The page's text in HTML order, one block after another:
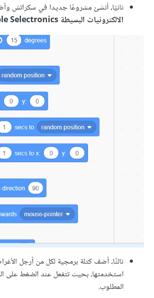
ثانيًا، أنشئ مشروعًا جديدا في سكراتش
الالكترونيات البسيطة Simple Selectronics
استخدمتها، بحيث تتفعل عند الضغط على
المطلوب.